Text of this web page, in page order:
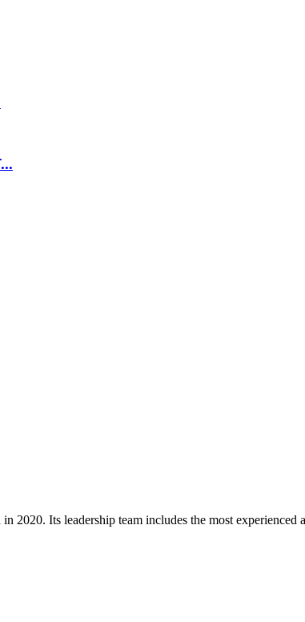
2020. Its leadership team includes the most